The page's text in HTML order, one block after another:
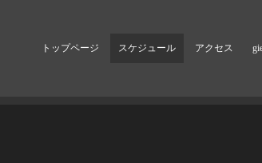
トップページ スケジュール アクセス